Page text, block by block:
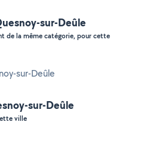
sur-Deûle
de la même catégorie, pour cette
sur-Deûle
sur-Deûle
ville